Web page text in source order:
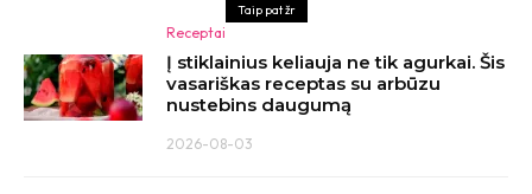
Taip pat žr
Receptai
Į stiklainius keliauja ne tik agurkai. Šis
vasariškas receptas su arbūzu
nustebins daugumą
2026-08-03